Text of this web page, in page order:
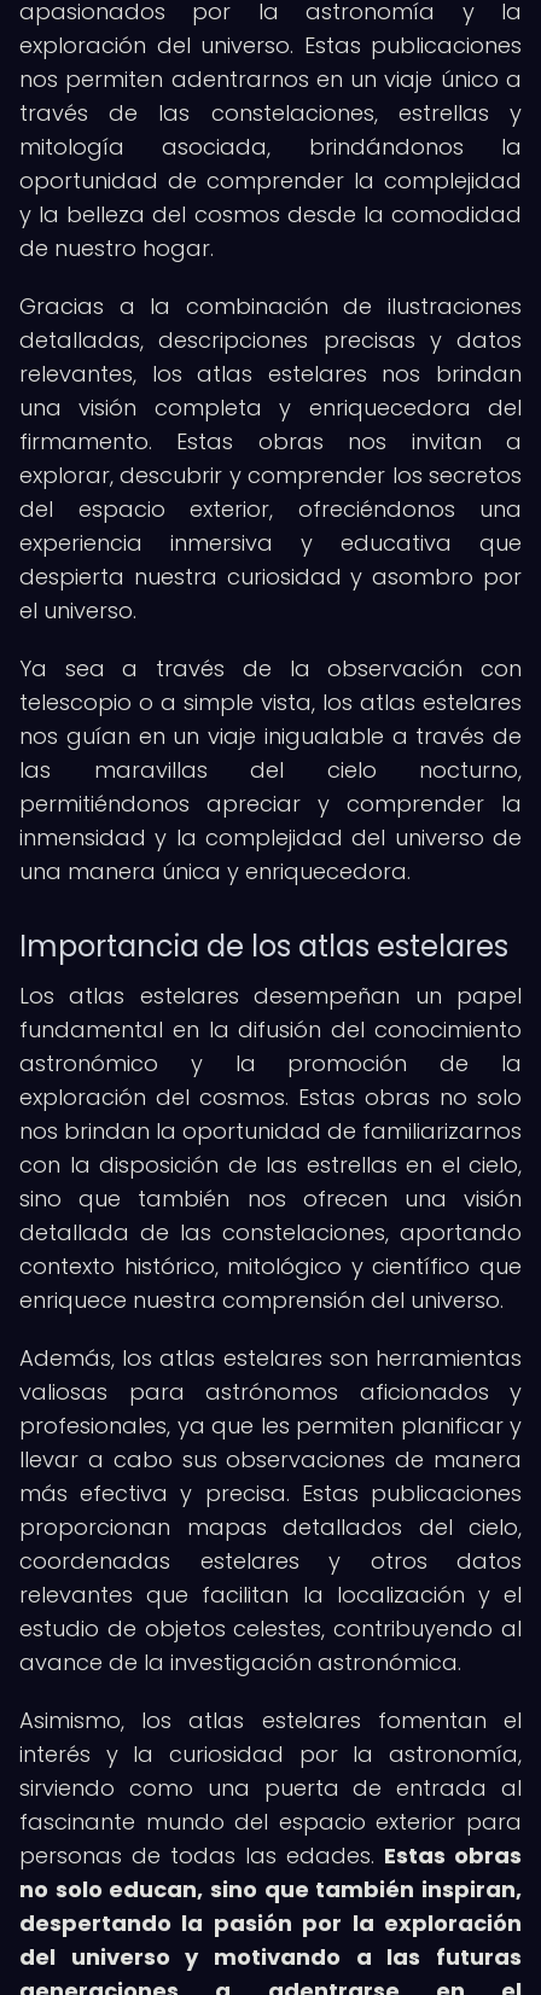
apasionados por la astronomía y la
exploración del universo. Estas publicaciones
nos permiten adentrarnos en un viaje único a
través de las constelaciones, estrellas y
mitología asociada, brindándonos la
oportunidad de comprender la complejidad
y la belleza del cosmos desde la comodidad
de nuestro hogar.
Gracias a la combinación de ilustraciones
detalladas, descripciones precisas y datos
relevantes, los atlas estelares nos brindan
una visión completa y enriquecedora del
firmamento. Estas obras nos invitan a
explorar, descubrir y comprender los secretos
del espacio exterior, ofreciéndonos una
experiencia inmersiva y educativa que
despierta nuestra curiosidad y asombro por
el universo.
Ya sea a través de la observación con
telescopio o a simple vista, los atlas estelares
nos guían en un viaje inigualable a través de
las maravillas del cielo nocturno,
permitiéndonos apreciar y comprender la
inmensidad y la complejidad del universo de
una manera única y enriquecedora.
Importancia de los atlas estelares
Los atlas estelares desempeñan un papel
fundamental en la difusión del conocimiento
astronómico y la promoción de la
exploración del cosmos. Estas obras no solo
nos brindan la oportunidad de familiarizarnos
con la disposición de las estrellas en el cielo,
sino que también nos ofrecen una visión
detallada de las constelaciones, aportando
contexto histórico, mitológico y científico que
enriquece nuestra comprensión del universo.
Además, los atlas estelares son herramientas
valiosas para astrónomos aficionados y
profesionales, ya que les permiten planificar y
llevar a cabo sus observaciones de manera
más efectiva y precisa. Estas publicaciones
proporcionan mapas detallados del cielo,
coordenadas estelares y otros datos
relevantes que facilitan la localización y el
estudio de objetos celestes, contribuyendo al
avance de la investigación astronómica.
Asimismo, los atlas estelares fomentan el
interés y la curiosidad por la astronomía,
sirviendo como una puerta de entrada al
fascinante mundo del espacio exterior para
personas de todas las edades. Estas obras
no solo educan, sino que también inspiran,
despertando la pasión por la exploración
del universo y motivando a las futuras